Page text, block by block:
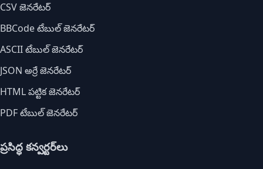
CSV జెనరేటర్
BBCode టేబుల్ జెనరేటర్
ASCII టేబుల్ జెనరేటర్
JSON అర్రే జెనరేటర్
HTML పట్టిక జెనరేటర్
PDF టేబుల్ జెనరేటర్
ప్రసిద్ధ కన్వర్టర్‌లు